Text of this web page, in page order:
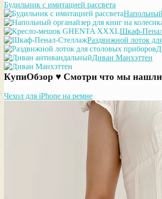
Будильник с имитацией рассвета
Напольный
Шкаф-
Раздвижной лоток
Диван Манхэттен
КупиОбзор ♥ Смотри что мы
Чехол для iPhone на ремне